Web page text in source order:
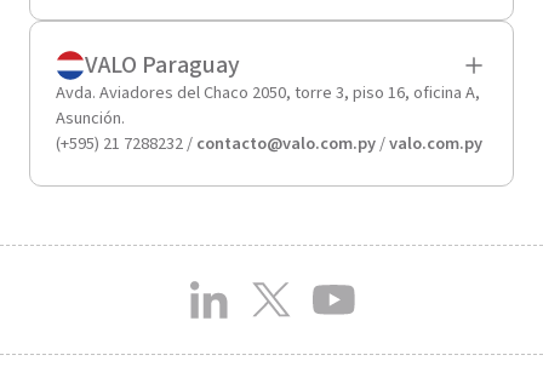
VALO Paraguay
Avda. Aviadores del Chaco 2050, torre 3, piso 16, oficina A,
Asunción.
(+595) 21 7288232 /contacto@valo.com.py/valo.com.py